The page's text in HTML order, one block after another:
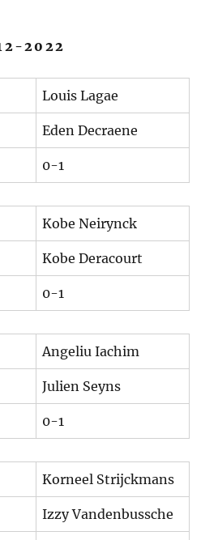
2022
Louis Lagae
Eden Decraene
0-1
Kobe Neirynck
Kobe Deracourt
0-1
Angeliu Iachim
Julien Seyns
0-1
Korneel Strijckmans
Izzy Vandenbussche